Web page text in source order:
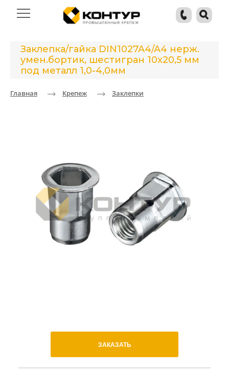
Заклепка/гайка DIN1027A4/A4 нерж.
умен.бортик, шестигран 10x20,5 мм
под металл 1,0-4,0мм
Главная Крепеж Заклепки
ЗАКАЗАТЬ